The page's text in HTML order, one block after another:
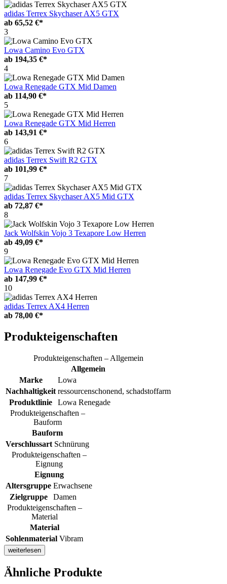
adidas Terrex Skychaser AX5 GTX
ab 65,52 €*
3
Lowa Camino Evo GTX
ab 194,35 €*
4
Lowa Renegade GTX Mid Damen
ab 114,90 €*
5
Lowa Renegade GTX Mid Herren
ab 143,91 €*
6
adidas Terrex Swift R2 GTX
ab 101,99 €*
7
adidas Terrex Skychaser AX5 Mid GTX
ab 72,87 €*
8
Jack Wolfskin Vojo 3 Texapore Low Herren
ab 49,09 €*
9
Lowa Renegade Evo GTX Mid Herren
ab 147,99 €*
10
adidas Terrex AX4 Herren
ab 78,00 €*
Produkteigenschaften
Produkteigenschaften – Allgemein
Allgemein
Marke
Lowa
Nachhaltigkeit ressourcenschonend, schadstoffarm
Produktlinie
Lowa Renegade
Produkteigenschaften –
Bauform
Bauform
Verschlussart Schnürung
Produkteigenschaften –
Eignung
Eignung
Altersgruppe Erwachsene
Zielgruppe
Damen
Produkteigenschaften –
Material
Material
Sohlenmaterial Vibram
weiterlesen
Ähnliche Produkte